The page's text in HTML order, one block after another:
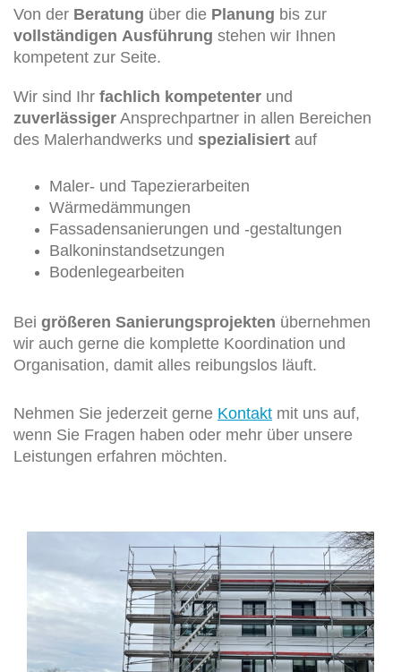
Von der Beratung über die Planung bis zur
vollständigen Ausführung stehen wir Ihnen
kompetent zur Seite.
Wir sind Ihr fachlich kompetenter und
zuverlässiger Ansprechpartner in allen Bereichen
des Malerhandwerks und spezialisiert auf
Maler- und Tapezierarbeiten
Wärmedämmungen
Fassadensanierungen und -gestaltungen
Balkoninstandsetzungen
Bodenlegearbeiten
Bei größeren Sanierungsprojekten übernehmen
wir auch gerne die komplette Koordination und
Organisation, damit alles reibungslos läuft.
Nehmen Sie jederzeit gerne Kontakt mit uns auf,
wenn Sie Fragen haben oder mehr über unsere
Leistungen erfahren möchten.